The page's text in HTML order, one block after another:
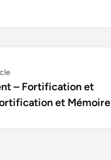
Previous
article:
– Fortification et
et Mémoire